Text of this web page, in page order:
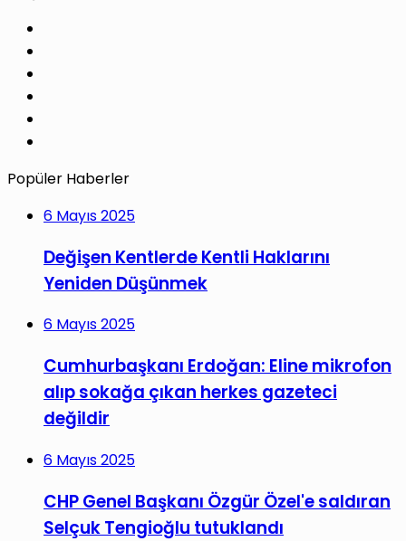
Popüler Haberler
6 Mayıs 2025
Değişen Kentlerde Kentli Haklarını
Yeniden Düşünmek
6 Mayıs 2025
Cumhurbaşkanı Erdoğan: Eline mikrofon
alıp sokağa çıkan herkes gazeteci
değildir
6 Mayıs 2025
CHP Genel Başkanı Özgür Özel'e saldıran
Selçuk Tengioğlu tutuklandı